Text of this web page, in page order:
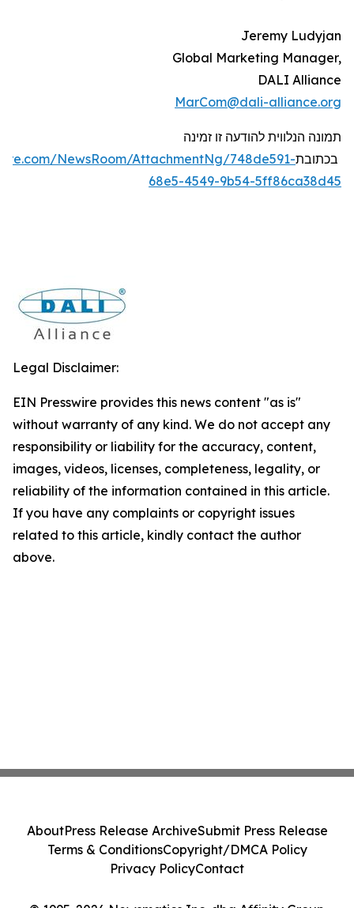
Jeremy Ludyjan
Global Marketing Manager,
DALI Alliance
MarCom@dali-alliance.org
תמונה הנלווית להודעה זו זמינה
NewsRoom/AttachmentNg/748de591-
68e5-4549-9b54-5ff86ca38d45
Legal Disclaimer:
EIN Presswire provides this news content "as is"
without warranty of any kind. We do not accept any
responsibility or liability for the accuracy, content,
images, videos, licenses, completeness, legality, or
reliability of the information contained in this article.
If you have any complaints or copyright issues
related to this article, kindly contact the author
above.
AboutPress Release ArchiveSubmit Press Release
Terms & ConditionsCopyright/DMCA Policy
Privacy PolicyContact